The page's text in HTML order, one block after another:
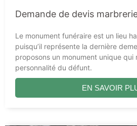
Demande de devis
Le monument funéraire est un lieu
puisqu’il représente la dernière
proposons un monument unique qui
personnalité du défunt.
EN SAVOIR